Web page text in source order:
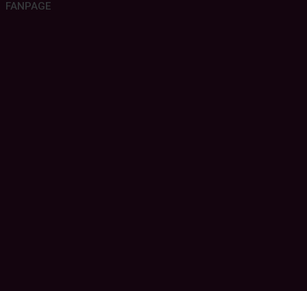
FANPAGE